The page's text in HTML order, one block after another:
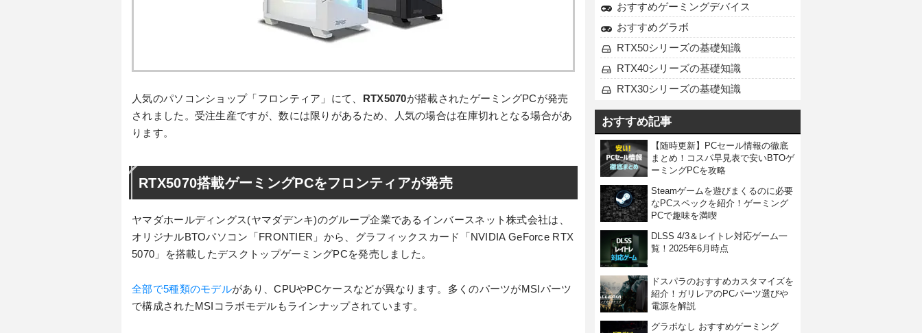
人気のパソコンショップ「フロンティア」にて、 RTX5070が搭載されたゲーミングPCが発売
されました。受注生産ですが、数には限りがあるため、人気の場合は在庫切れとなる場合があ
ります。
RTX5070搭載ゲーミングPCをフロンティアが発売
ヤマダホールディングス(ヤマダデンキ)のグループ企業であるインバースネット株式会社は、
オリジナルBTOパソコン「FRONTIER」から、グラフィックスカード「NVIDIA GeForce RTX
5070」を搭載したデスクトップゲーミングPCを発売しました。
全部で5種類のモデルがあり、CPUやPCケースなどが異なります。多くのパーツがMSIパーツ
で構成されたMSIコラボモデルもラインナップされています。
おすすめゲーミングデバイス
おすすめグラボ
RTX50シリーズの基礎知識
RTX40シリーズの基礎知識
RTX30シリーズの基礎知識
おすすめ記事
【随時更新】PCセール情報の徹底
まとめ！コスパ早見表で安いBTOゲ
ーミングPCを攻略
Steamゲームを遊びまくるのに必要
なPCスペックを紹介！ゲーミング
PCで趣味を満喫
DLSS 4/3＆レイトレ対応ゲーム一
覧！2025年6月時点
ドスパラのおすすめカスタマイズを
紹介！ガリレアのPCパーツ選びや
電源を解説
グラボなし おすすめゲーミング